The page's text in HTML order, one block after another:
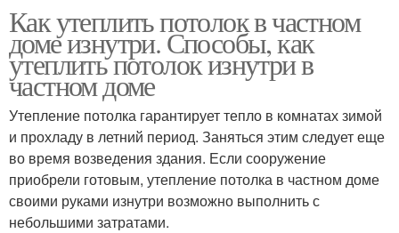
Как утеплить потолок в частном
доме изнутри. Способы, как
утеплить потолок изнутри в
частном доме
Утепление потолка гарантирует тепло в комнатах зимой
и прохладу в летний период. Заняться этим следует еще
во время возведения здания. Если сооружение
приобрели готовым, утепление потолка в частном доме
своими руками изнутри возможно выполнить с
небольшими затратами.